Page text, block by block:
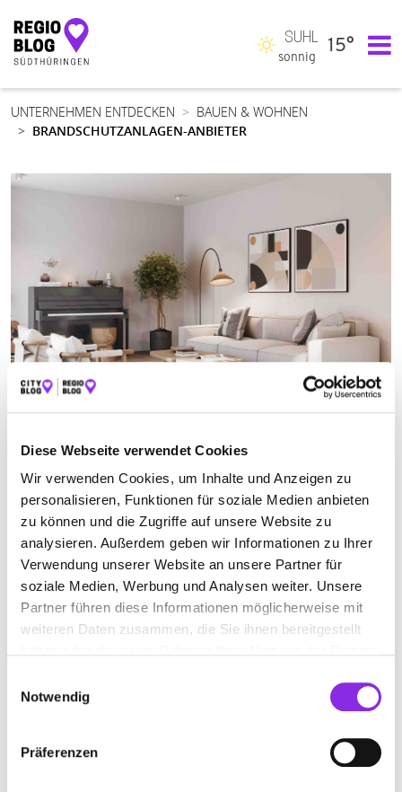
Diese Webseite verwendet Cookies
Wir verwenden Cookies, um Inhalte und Anzeigen zu
personalisieren, Funktionen für soziale Medien anbieten
zu können und die Zugriffe auf unsere Website zu
analysieren. Außerdem geben wir Informationen zu Ihrer
Verwendung unserer Website an unsere Partner für
soziale Medien, Werbung und Analysen weiter. Unsere
Partner führen diese Informationen möglicherweise mit
weiteren Daten zusammen, die Sie ihnen bereitgestellt
Notwendig
Präferenzen
Hauptnavigation
SUHL
sonnig
15°
UNTERNEHMEN ENTDECKEN
BAUEN & WOHNEN
BRANDSCHUTZANLAGEN-ANBIETER
BRANDSCHUTZANLAGEN-ANBIETER
Suchen nach
Finden
CO.KG